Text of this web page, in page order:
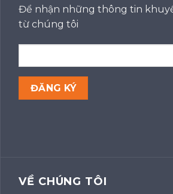
Để nhận những thông tin
từ chúng tôi
VỀ CHÚNG TÔI